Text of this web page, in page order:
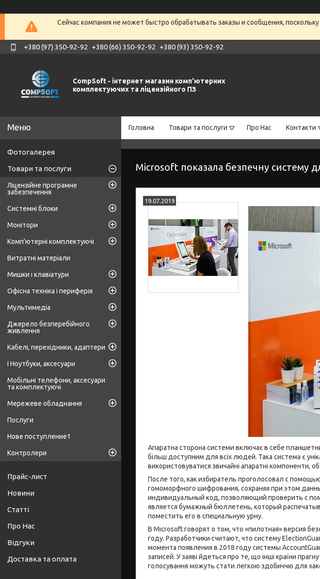
Сейчас компания не может быстро обрабатывать заказы и сообщения,
+380 (97) 350-92-92 +380 (66) 350-92-92 +380 (93) 350-92-92
CompSoft - інтернет магазин комп'ютерних
комплектуючих та ліцензійного ПЗ
Головна Товари та послуги Про Нас Контакти
Microsoft показала безпечну систему
19.07.2019
Апаратна сторона системи включає в себе
більш доступним для всіх людей. Така система є
використовуватися звичайні апаратні компоненти,
После того, как избиратель проголосовал с
гомоморфного шифрования, сохраняя при этом
индивидуальный код, позволяющий проверить с
является бумажный бюллетень, который
поместить его в специальную урну.
В Microsoft говорят о том, что «пилотная» версия
году. Разработчики считают, что систему
момента появления в 2018 году системы
записей. У заяві йдеться про те, що інші країни
голосування можуть стати легкою здобиччю для
Фотогалерея
Товари та послуги
Ліцензійне програмне
забезпечення
Системні блоки
Монітори
Комп'ютерні комплектуючі
Витратні матеріали
Мишки і клавіатури
Офісна техніка і периферія
Мультимедіа
Джерело безперебійного
живлення
Кабелі, перехідники, адаптери
І Ноутбуки, аксесуари
Мобільні телефони, аксесуари
та комплектуючі
Мережеве обладнання
Послуги
Нове поступление1
Контролери
Прайс-лист
Новини
Статті
Про Нас
Відгуки
Доставка та оплата